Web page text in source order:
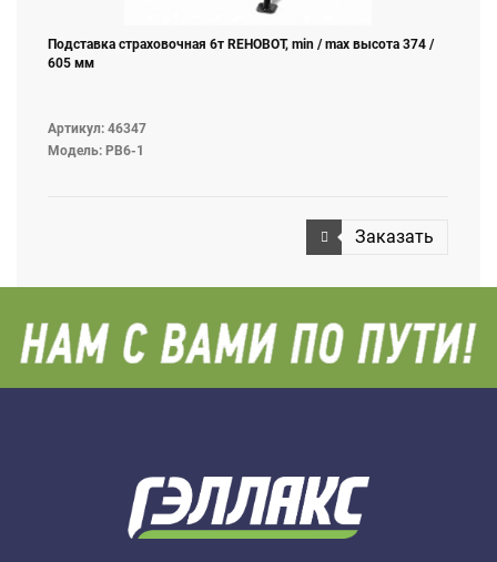
Подставка страховочная 6т REHOBOT, min / max высота 374 /
605 мм
Артикул: 46347
Модель: PB6-1
Заказать